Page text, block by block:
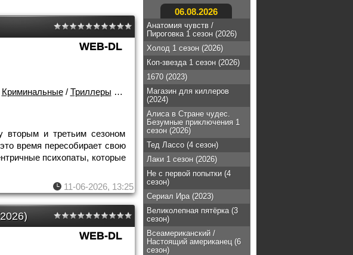
WEB-DL
Криминальные/ Триллеры 2025 года/Семейные
вторым и третьим сезоном
время пересобирает свою
психопаты, которые
11-06-2026, 13:25
WEB-DL
06.08.2026
Анатомия чувств /
Пироговка 1 сезон (2026)
Холод 1 сезон (2026)
Коп-звезда 1 сезон (2026)
1670 (2023)
Магазин для киллеров
(2024)
Алиса в Стране чудес.
Безумные приключения 1
сезон (2026)
Тед Лассо (4 сезон)
Лаки 1 сезон (2026)
Не с первой попытки (4
сезон)
Сериал Ира (2023)
Великолепная пятёрка (3
сезон)
Всеамериканский /
Настоящий американец (6
сезон)